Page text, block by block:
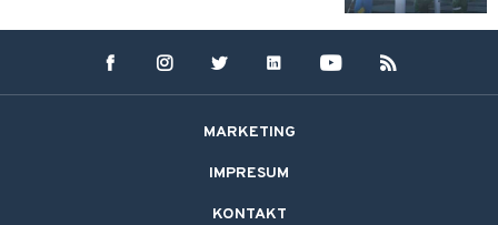
MARKETING
IMPRESUM
KONTAKT